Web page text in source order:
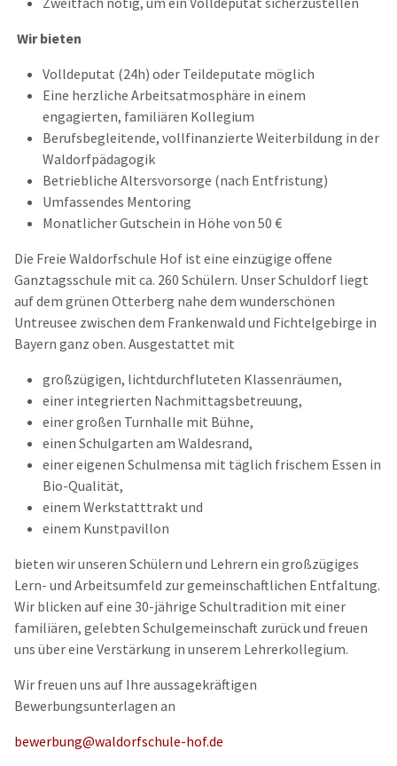
Wir bieten
Volldeputat (24h) oder Teildeputate möglich
Eine herzliche Arbeitsatmosphäre in einem
engagierten, familiären Kollegium
Berufsbegleitende, vollfinanzierte Weiterbildung in der
Waldorfpädagogik
Betriebliche Altersvorsorge (nach Entfristung)
Umfassendes Mentoring
Monatlicher Gutschein in Höhe von 50 €
Die Freie Waldorfschule Hof ist eine einzügige offene
Ganztagsschule mit ca. 260 Schülern. Unser Schuldorf liegt
auf dem grünen Otterberg nahe dem wunderschönen
Untreusee zwischen dem Frankenwald und Fichtelgebirge in
Bayern ganz oben. Ausgestattet mit
großzügigen, lichtdurchfluteten Klassenräumen,
einer integrierten Nachmittagsbetreuung,
einer großen Turnhalle mit Bühne,
einen Schulgarten am Waldesrand,
einer eigenen Schulmensa mit täglich frischem Essen in
Bio-Qualität,
einem Werkstatttrakt und
einem Kunstpavillon
bieten wir unseren Schülern und Lehrern ein großzügiges
Lern- und Arbeitsumfeld zur gemeinschaftlichen Entfaltung.
Wir blicken auf eine 30-jährige Schultradition mit einer
familiären, gelebten Schulgemeinschaft zurück und freuen
uns über eine Verstärkung in unserem Lehrerkollegium.
Wir freuen uns auf Ihre aussagekräftigen
Bewerbungsunterlagen an
bewerbung@waldorfschule-hof.de